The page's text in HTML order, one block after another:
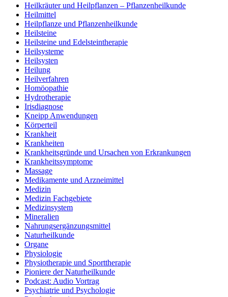
Heilkräuter und Heilpflanzen – Pflanzenheilkunde
Heilmittel
Heilpflanze und Pflanzenheilkunde
Heilsteine
Heilsteine und Edelsteintherapie
Heilsysteme
Heilsysten
Heilung
Heilverfahren
Homöopathie
Hydrotherapie
Irisdiagnose
Kneipp Anwendungen
Körperteil
Krankheit
Krankheiten
Krankheitsgründe und Ursachen von Erkrankungen
Krankheitssymptome
Massage
Medikamente und Arzneimittel
Medizin
Medizin Fachgebiete
Medizinsystem
Mineralien
Nahrungsergänzungsmittel
Naturheilkunde
Organe
Physiologie
Physiotherapie und Sporttherapie
Pioniere der Naturheilkunde
Podcast: Audio Vortrag
Psychiatrie und Psychologie